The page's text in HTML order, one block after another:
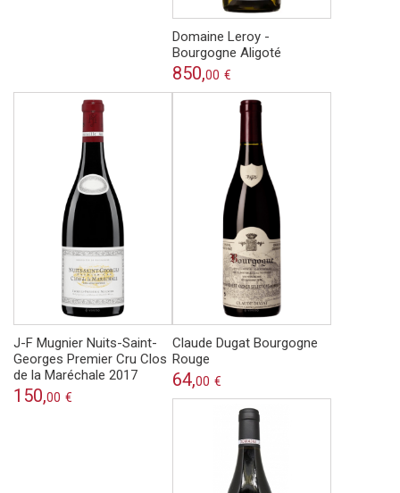
Domaine Leroy -
Bourgogne Aligoté
850,00 €
J-F Mugnier Nuits-Saint-
Georges Premier Cru Clos
de la Maréchale 2017
150,00 €
Claude Dugat Bourgogne
Rouge
64,00 €